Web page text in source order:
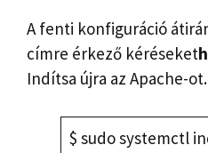
A fenti konfiguráció
címre érkező kéréseket
Indítsa újra az Apache-ot.
$ sudo systemctl